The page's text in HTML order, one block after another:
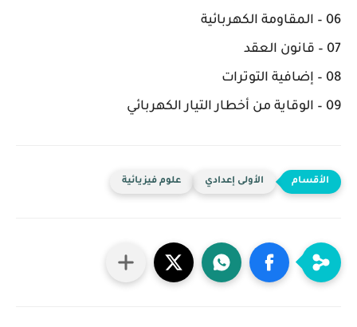
06 – المقاومة الكهربائية
07 – قانون العقد
08 – إضافية التوترات
09 – الوقاية من أخطار التيار الكهربائي
الأولى إعدادي علوم فيزيائية